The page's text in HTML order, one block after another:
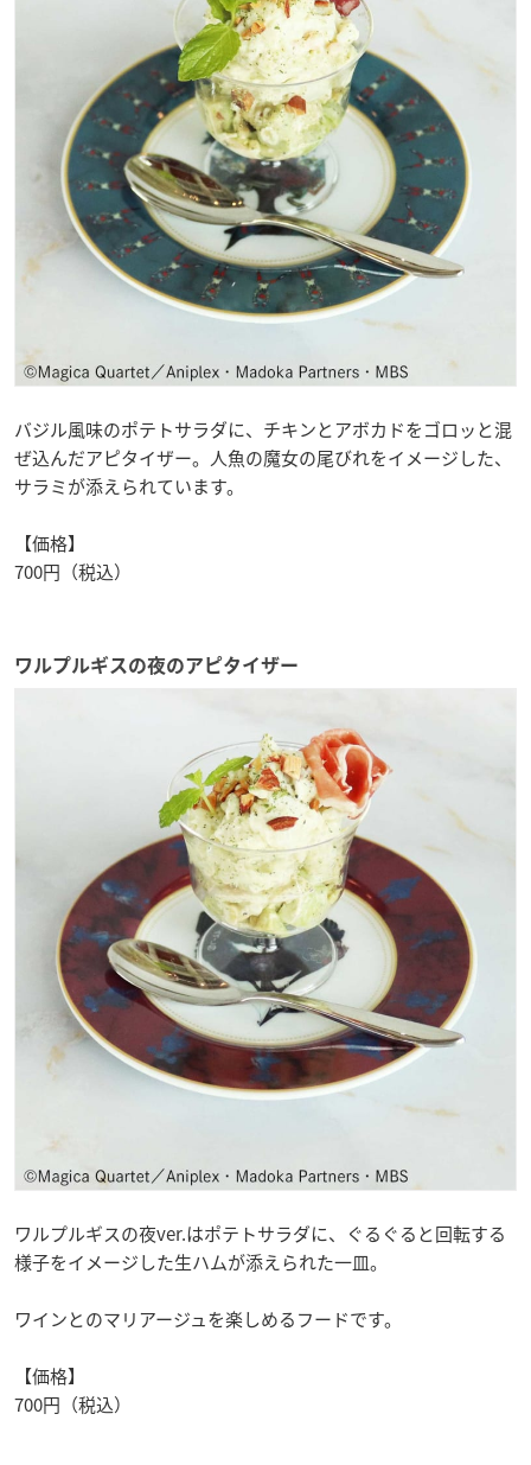
バジル風味のポテトサラダに、チキンとアボカドをゴロッと混
ぜ込んだアピタイザー。人魚の魔女の尾びれをイメージした、
サラミが添えられています。
【価格】
700円（税込）
ワルプルギスの夜のアピタイザー
ワルプルギスの夜ver.はポテトサラダに、ぐるぐると回転する
様子をイメージした生ハムが添えられた一皿。
ワインとのマリアージュを楽しめるフードです。
【価格】
700円（税込）